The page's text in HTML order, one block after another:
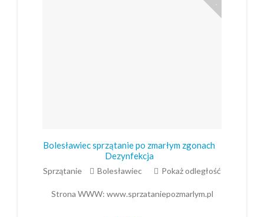
Bolesławiec sprzątanie po zmarłym zgonach
Dezynfekcja
Sprzątanie Bolesławiec Pokaż odległość
Strona WWW: www.sprzataniepozmarlym.pl